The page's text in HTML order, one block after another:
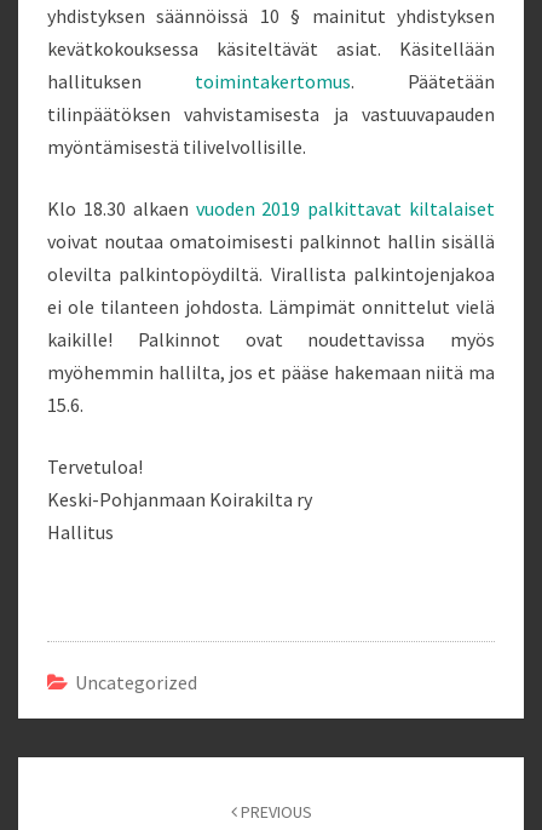
yhdistyksen säännöissä 10 § mainitut yhdistyksen
kevätkokouksessa käsiteltävät asiat. Käsitellään
hallituksen toimintakertomus. Päätetään
tilinpäätöksen vahvistamisesta ja vastuuvapauden
myöntämisestä tilivelvollisille.
Klo 18.30 alkaen vuoden 2019 palkittavat kiltalaiset
voivat noutaa omatoimisesti palkinnot hallin sisällä
olevilta palkintopöydiltä. Virallista palkintojenjakoa
ei ole tilanteen johdosta. Lämpimät onnittelut vielä
kaikille! Palkinnot ovat noudettavissa myös
myöhemmin hallilta, jos et pääse hakemaan niitä ma
15.6.
Tervetuloa!
Keski-Pohjanmaan Koirakilta ry
Hallitus
Uncategorized
PREVIOUS